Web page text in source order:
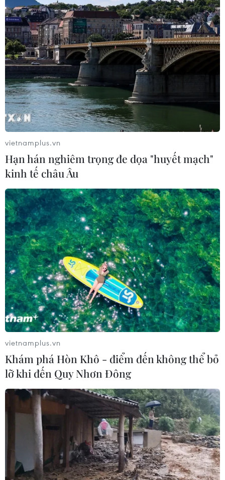
vietnamplus.vn
Hạn hán nghiêm trọng đe dọa "huyết mạch"
kinh tế châu Âu
vietnamplus.vn
Khám phá Hòn Khô - điểm đến không thể bỏ
lỡ khi đến Quy Nhơn Đông